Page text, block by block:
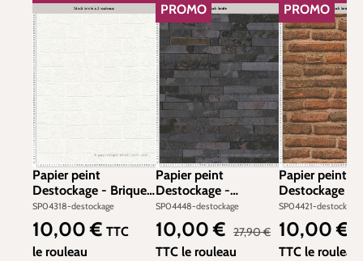
Papier peint
Destockage - Briques
Blanches - Wood'N
Stone 2
SP04318-destockage
Prix régulier :
10,00 € TTC
le rouleau
RÉDUCTION
PROMO
Papier peint
Destockage -
Briquettes anthracite
- Wood N Stone 2
d'AS Création
SP04448-destockage
Prix de vente :
10,00 € Prix régulier :
27,90 €
TTC le rouleau
RÉDUCTION
PROMO
Papier peint
Destockage -
terracotta -
Stone 2 d'AS
SP04421-destockage
Prix de vente
10,00 €
TTC le rouleau